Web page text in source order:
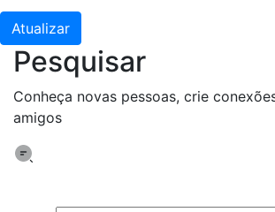
Atualizar
Pesquisar
Conheça novas pessoas, crie
amigos